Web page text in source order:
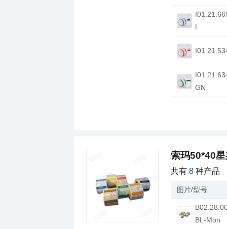
L
GN
索玛50*40
共有8 种产品
图片/型号
BL-Mon